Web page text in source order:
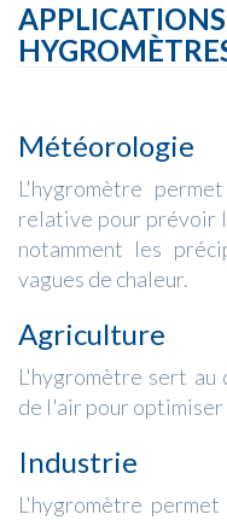
APPLICATIONS
Météorologie
L'hygromètre
relative pour prévoir
notamment les
vagues de chaleur.
Agriculture
L'hygromètre sert
de l'air pour optimiser
Industrie
L'hygromètre